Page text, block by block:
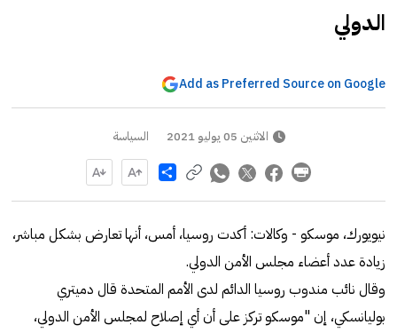
الدولي
Add as Preferred Source on Google
الاثنين 05 يوليو 2021 السياسة
Share
نيويورك، موسكو - وكالات: أكدت روسيا، أمس، أنها تعارض بشكل مباشر،
زيادة عدد أعضاء مجلس الأمن الدولي.
وقال نائب مندوب روسيا الدائم لدى الأمم المتحدة قال دميتري
بوليانسكي، إن "موسكو تركز على أن أي إصلاح لمجلس الأمن الدولي،